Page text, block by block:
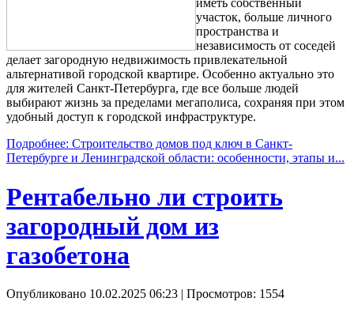
иметь собственный
участок, больше личного
пространства и
независимость от соседей
делает загородную недвижимость привлекательной
альтернативой городской квартире. Особенно актуально это
для жителей Санкт-Петербурга, где все больше людей
выбирают жизнь за пределами мегаполиса, сохраняя при этом
удобный доступ к городской инфраструктуре.
Подробнее: Строительство домов под ключ в Санкт-
Петербурге и Ленинградской области: особенности, этапы и...
Рентабельно ли строить
загородный дом из
газобетона
Опубликовано 10.02.2025 06:23 | Просмотров: 1554